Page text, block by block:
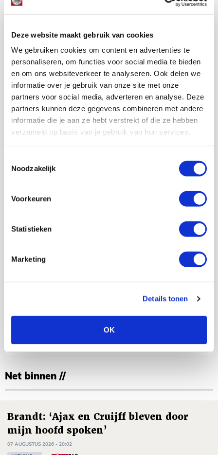
Deze website maakt gebruik van cookies
We gebruiken cookies om content en advertenties te
personaliseren, om functies voor social media te bieden
en om ons websiteverkeer te analyseren. Ook delen we
informatie over je gebruik van onze site met onze
partners voor social media, adverteren en analyse. Deze
partners kunnen deze gegevens combineren met andere
informatie die je aan ze hebt verstrekt of die ze hebben
verzameld op basis van je gebruik van hun services.
Noodzakelijk
Voorkeuren
Statistieken
Marketing
Details tonen
OK
Net binnen //
Brandt: ‘Ajax en Cruijff bleven door
mijn hoofd spoken’
07 AUGUSTUS 2026 - 20:02